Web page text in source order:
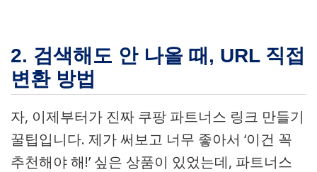
2. 검색해도 안 나올 때, URL 직접
변환 방법
자, 이제부터가 진짜 쿠팡 파트너스 링크 만들기
꿀팁입니다. 제가 써보고 너무 좋아서 ‘이건 꼭
추천해야 해!’ 싶은 상품이 있었는데, 파트너스